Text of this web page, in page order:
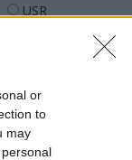
or
to
may
USR
AUR
UDMR
PMP (Tomac)